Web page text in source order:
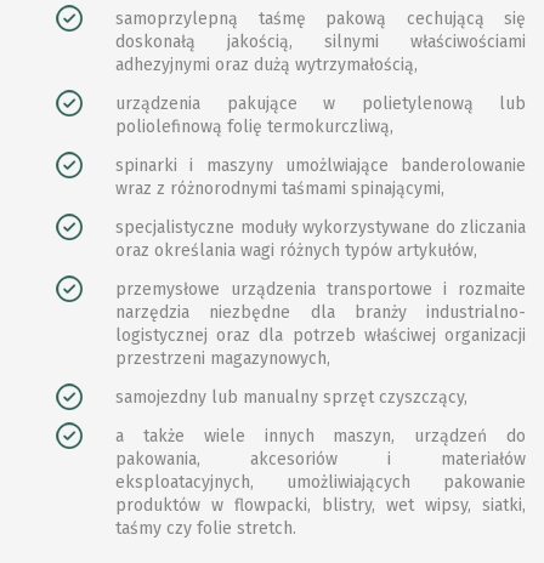
samoprzylepną taśmę pakową cechującą się
doskonałą jakością, silnymi właściwościami
adhezyjnymi oraz dużą wytrzymałością,
urządzenia pakujące w polietylenową lub
poliolefinową folię termokurczliwą,
spinarki i maszyny umożlwiające banderolowanie
wraz z różnorodnymi taśmami spinającymi,
specjalistyczne moduły wykorzystywane do zliczania
oraz określania wagi różnych typów artykułów,
przemysłowe urządzenia transportowe i rozmaite
narzędzia niezbędne dla branży industrialno-
logistycznej oraz dla potrzeb właściwej organizacji
przestrzeni magazynowych,
samojezdny lub manualny sprzęt czyszczący,
a także wiele innych maszyn, urządzeń do
pakowania, akcesoriów i materiałów
eksploatacyjnych, umożliwiających pakowanie
produktów w flowpacki, blistry, wet wipsy, siatki,
taśmy czy folie stretch.